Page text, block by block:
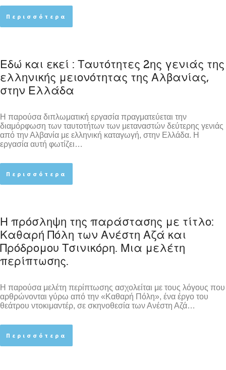
Περισσότερα
Εδώ και εκεί : Ταυτότητες 2ης γενιάς της
ελληνικής μειονότητας της Αλβανίας,
στην Ελλάδα
Η παρούσα διπλωματική εργασία πραγματεύεται την
διαμόρφωση των ταυτοτήτων των μεταναστών δεύτερης γενιάς
από την Αλβανία με ελληνική καταγωγή, στην Ελλάδα. Η
εργασία αυτή φωτίζει…
Περισσότερα
Η πρόσληψη της παράστασης με τίτλο:
Καθαρή Πόλη των Ανέστη Αζά και
Πρόδρομου Τσινικόρη. Μια μελέτη
περίπτωσης.
Η παρούσα μελέτη περίπτωσης ασχολείται με τους λόγους που
αρθρώνονται γύρω από την «Καθαρή Πόλη», ένα έργο του
θεάτρου ντοκιμαντέρ, σε σκηνοθεσία των Ανέστη Αζά…
Περισσότερα